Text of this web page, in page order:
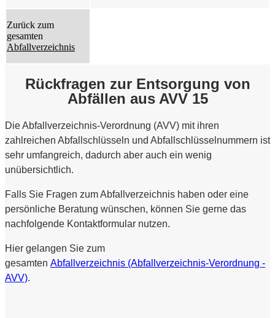
Zurück zum
gesamten
Abfallverzeichnis
Rückfragen zur Entsorgung von
Abfällen aus AVV 15
Die Abfallverzeichnis-Verordnung (AVV) mit ihren
zahlreichen Abfallschlüsseln und Abfallschlüsselnummern ist
sehr umfangreich, dadurch aber auch ein wenig
unübersichtlich.
Falls Sie Fragen zum Abfallverzeichnis haben oder eine
persönliche Beratung wünschen, können Sie gerne das
nachfolgende Kontaktformular nutzen.
Hier gelangen Sie zum
gesamten Abfallverzeichnis (Abfallverzeichnis-Verordnung -
AVV).